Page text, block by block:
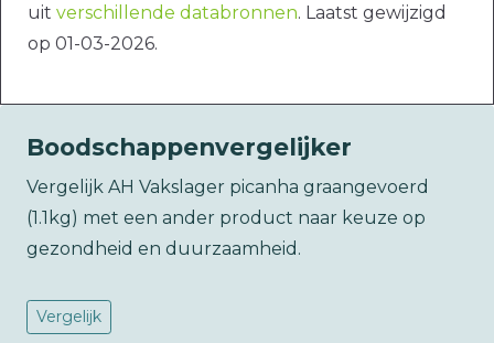
uit verschillende databronnen. Laatst gewijzigd
op 01-03-2026.
Boodschappenvergelijker
Vergelijk AH Vakslager picanha graangevoerd
(1.1kg) met een ander product naar keuze op
gezondheid en duurzaamheid.
Vergelijk